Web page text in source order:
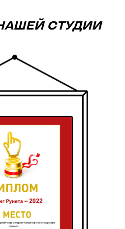
СТУДИИ